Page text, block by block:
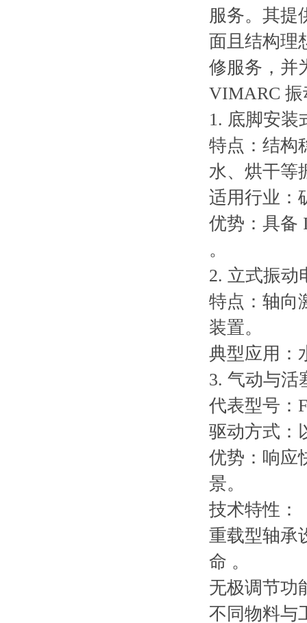
服务。其提
面且结构理
修服务，并
VIMARC
1. 底脚安装
特点：结构
水、烘干等
适用行业：
优势：具备
。
2. 立式振动
特点：轴向
装置。
典型应用：
3. 气动与活
代表型号：
驱动方式：
优势：响应
景。
技术特性：
重载型轴承
命 。
无极调节功
不同物料与